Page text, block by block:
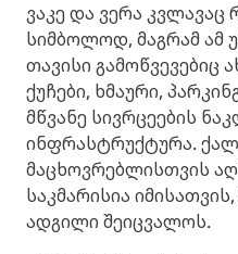
ვაკე და ვერა კვლავაც
სიმბოლოდ, მაგრამ ამ
თავისი
ქუჩები, ხმაური,
მწვანე სივრცეების
ინფრასტრუქტურა.
მაცხოვრებლისთვის
საკმარისია
ადგილი შეიცვალოს.